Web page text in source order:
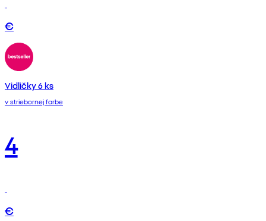
€
Vidličky 6 ks
v striebornej farbe
4
€